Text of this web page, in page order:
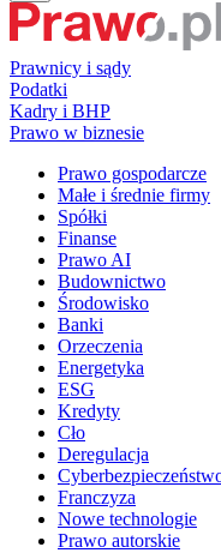
Prawnicy i sądy
Podatki
Kadry i BHP
Prawo w biznesie
Prawo gospodarcze
Małe i średnie firmy
Spółki
Finanse
Prawo AI
Budownictwo
Środowisko
Banki
Orzeczenia
Energetyka
ESG
Kredyty
Cło
Deregulacja
Franczyza
Nowe technologie
Prawo autorskie